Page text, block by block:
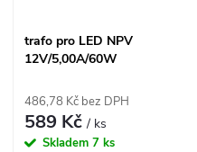
trafo pro LED NPV
12V/5,00A/60W
486,78 Kč bez DPH
589 Kč/ ks
Skladem 7 ks